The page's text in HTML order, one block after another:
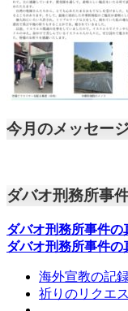
今月のメッセー
ダバオ刑務所事
ダバオ刑務所事件の
ダバオ刑務所事件の
海外宣教の記
祈りのリクエ